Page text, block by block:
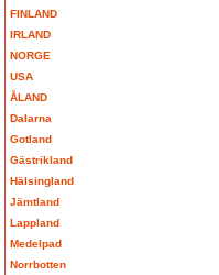
FINLAND
IRLAND
NORGE
USA
ÅLAND
Dalarna
Gotland
Gästrikland
Hälsingland
Jämtland
Lappland
Medelpad
Norrbotten